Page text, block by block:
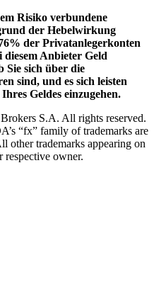
Risiko verbundene
der Hebelwirkung
der Privatanlegerkonten
Anbieter Geld
Sie sich über die
sind, und es sich leisten
Geldes einzugehen.
S.A. All rights reserved.
“fx” family of trademarks are
trademarks appearing on
respective owner.